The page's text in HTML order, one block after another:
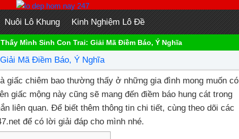
Nuôi Lô Khung Kinh Nghiệm Lô Đề
Mình Sinh Con Trai: Giải Mã Điềm Báo, Ý Nghĩa
Mã Điềm Báo, Ý Nghĩa
là giấc chiêm bao thường thấy ở những gia đình mong muốn có
giấc mộng này cũng sẽ mang đến điềm báo hung cát trong
liên quan. Để biết thêm thông tin chi tiết, cùng theo dõi các
để có lời giải đáp cho mình nhé.